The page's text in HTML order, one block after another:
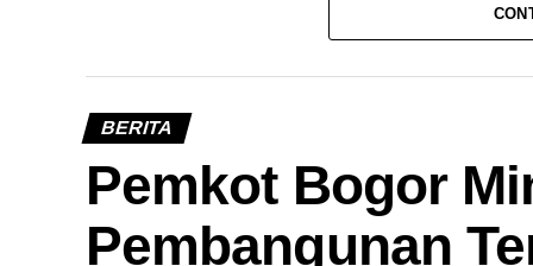
ujarnya.
Baca juga:Ribuan Anak di Kota
Menjadi wartawan, kata Kang Andy,
BERITA
Pemkot Bogor
Pembangunan